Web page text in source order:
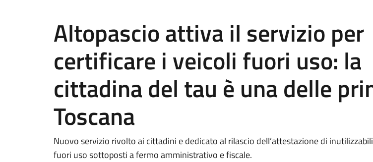
Altopascio attiva il servizio per
certificare i veicoli fuori uso: la
cittadina del tau è una delle
Toscana
Nuovo servizio rivolto ai cittadini e dedicato al rilascio dell’attestazione di
fuori uso sottoposti a fermo amministrativo e fiscale.